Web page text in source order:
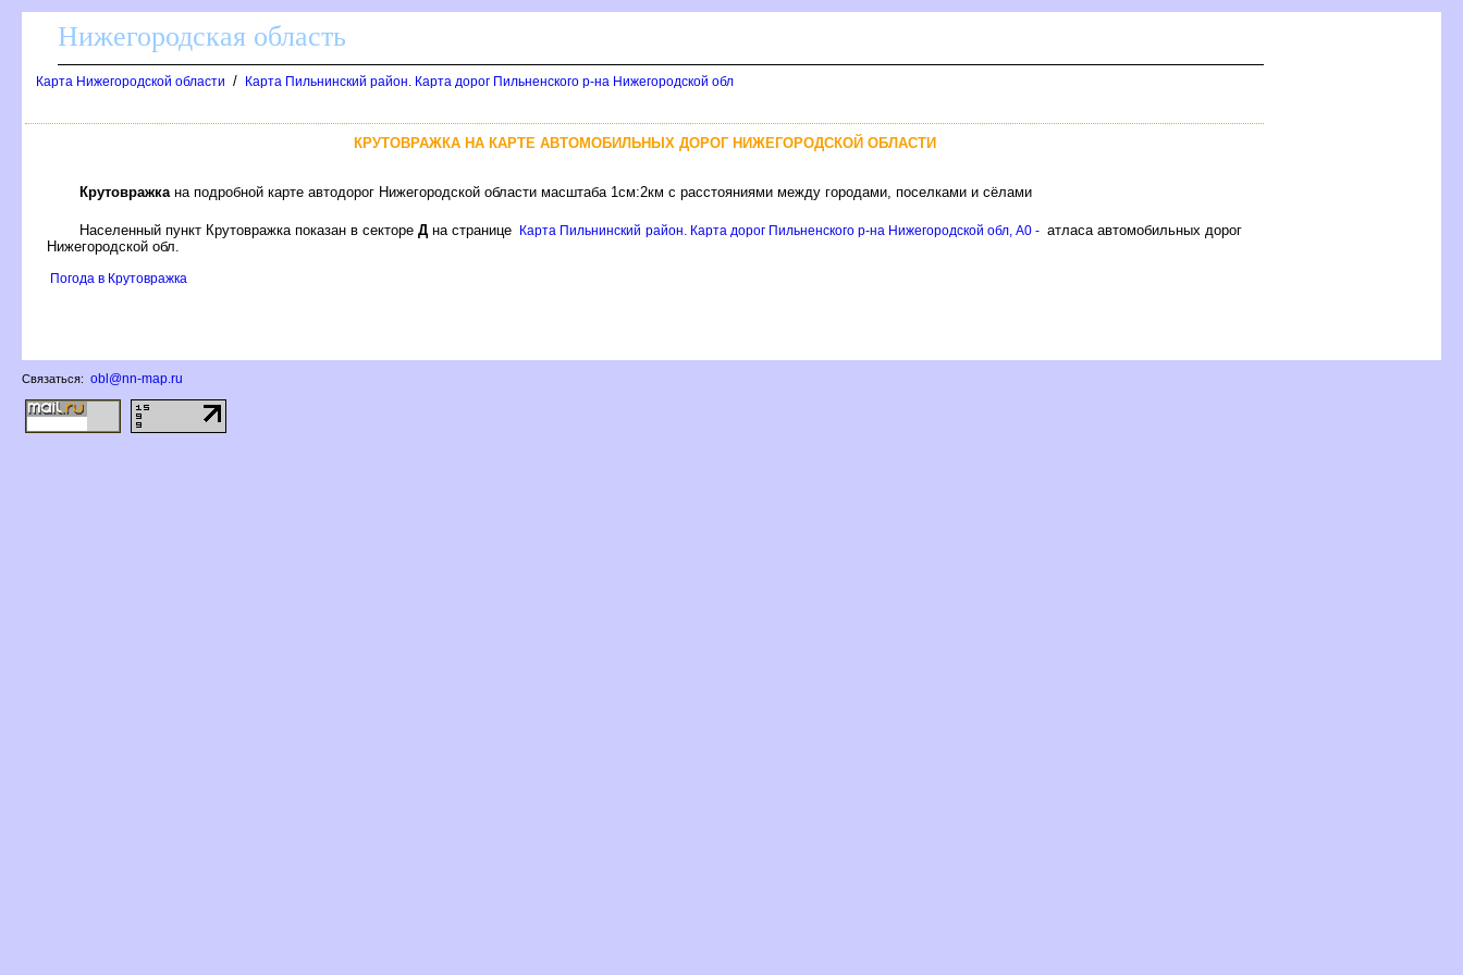
Нижегородская область
Карта Нижегородской области / Карта Пильнинский район. Карта дорог Пильненского р-на Нижегородской обл
КРУТОВРАЖКА НА КАРТЕ АВТОМОБИЛЬНЫХ ДОРОГ НИЖЕГОРОДСКОЙ ОБЛАСТИ
Крутовражка на подробной карте автодорог Нижегородской области масштаба 1см:2км с расстояниями между городами, поселками и сёлами
Населенный пункт Крутовражка показан в сектореД на странице Карта Пильнинский район. Карта дорог Пильненского р-на Нижегородской обл, A0 - атласа автомобильных доро
Нижегородской обл.
Погода в Крутовражка
Связаться: obl@nn-map.ru